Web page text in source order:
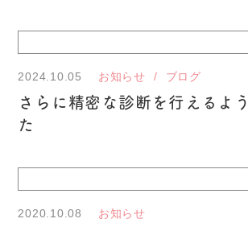
2024.10.05 お知らせ ブログ
さらに精密な診断を行えるよ
た
2020.10.08 お知らせ